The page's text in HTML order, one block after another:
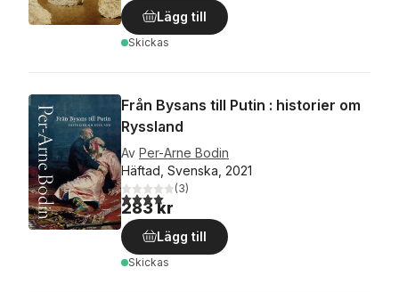
Lägg till
Skickas
Från Bysans till Putin : historier om
Ryssland
Av Per-Arne Bodin
Häftad, Svenska, 2021
4,0utav 5 stjärnor. Totalt antal röster:
(3)
283 kr
Lägg till
Skickas